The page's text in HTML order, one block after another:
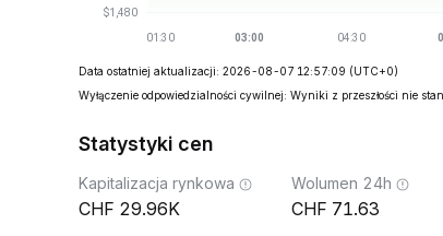
Data ostatniej aktualizacji: 2026-08-07 12:57:09 (UTC+0)
Wyłączenie odpowiedzialności cywilnej: Wyniki z przeszłości nie
Statystyki cen
Kapitalizacja rynkowa
29.96K
Wolumen 24h
71.63